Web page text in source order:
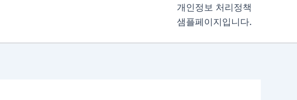
개인정보 처리정책
샘플페이지입니다.